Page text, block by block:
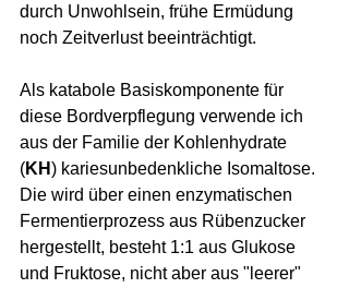
durch Unwohlsein, frühe Ermüdung
noch Zeitverlust beeinträchtigt.
Als katabole Basiskomponente für
diese Bordverpflegung verwende ich
aus der Familie der Kohlenhydrate
(KH) kariesunbedenkliche Isomaltose.
Die wird über einen enzymatischen
Fermentierprozess aus Rübenzucker
hergestellt, besteht 1:1 aus Glukose
und Fruktose, nicht aber aus "leerer"